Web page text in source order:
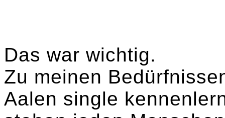
Das war wichtig.
Zu meinen
Aalen single